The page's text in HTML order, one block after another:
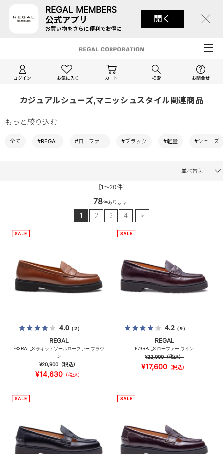
REGAL MEMBERS
公式アプリ
お買い物をさらに便利でお得に
開く
ログイン お気に入り カート 検索 お問合せ
カジュアルシューズ,マニッシュスタイル関連商品
もっと絞り込む
全て #REGAL #ローファー #ブラック #軽量 #シューズ
並べ替え
[1～20件]
78件あります
1 2 3 4 >
4.0（2）
REGAL
F33RAL_S ラギットソールローファー ブラウ
ン
¥20,900（税込）
¥14,630（税込）
4.2（9）
REGAL
F79RBJ_S ローファー ワイン
¥22,000（税込）
¥17,600 （税込）